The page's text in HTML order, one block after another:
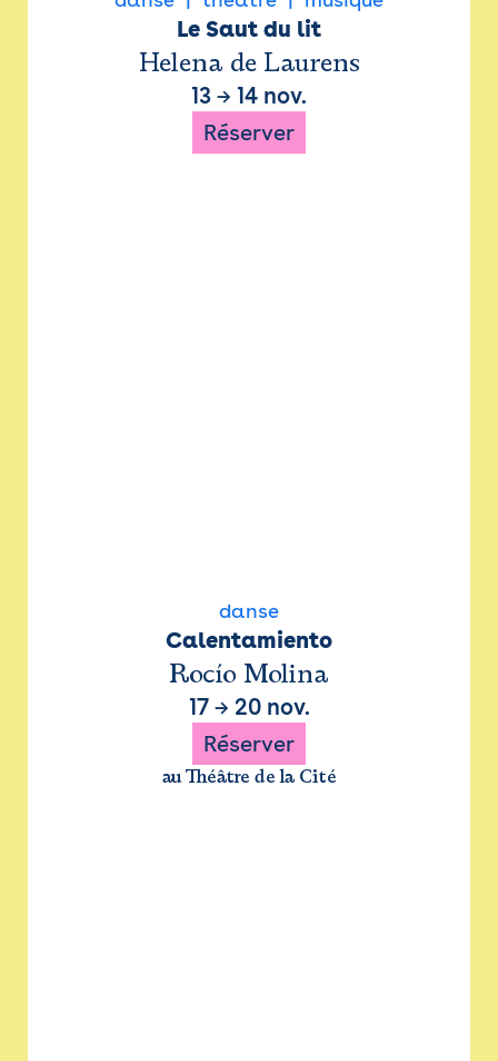
Le Saut du lit
Helena de Laurens
13 → 14 nov.
Réserver
danse
Calentamiento
Rocío Molina
17→ 20 nov.
Réserver
au Théâtre de la Cité